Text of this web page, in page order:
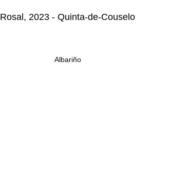
Rosal, 2023 - Quinta-de-Couselo
Albariño